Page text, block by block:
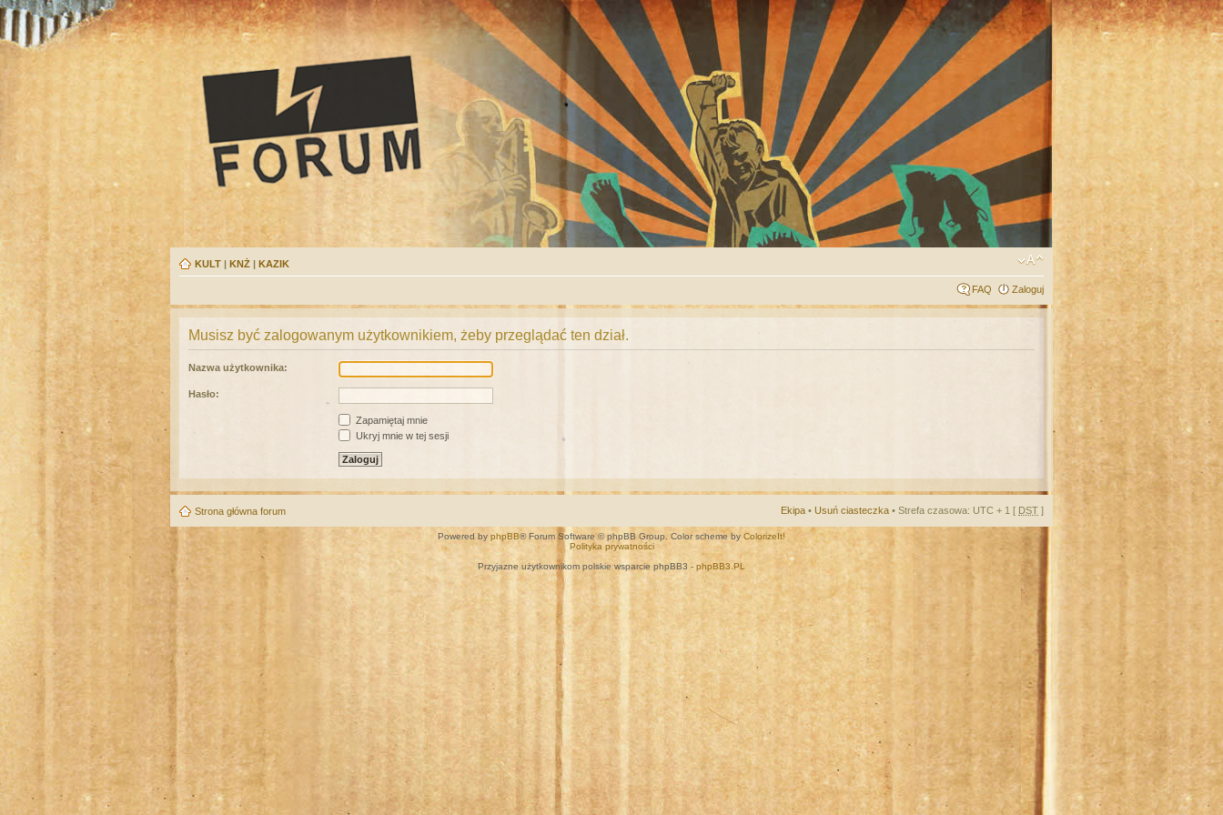
KULT | KNŻ | KAZIK
FAQ Zaloguj
Musisz być zalogowanym użytkownikiem, żeby przeglądać ten dział.
Nazwa użytkownika:
Hasło:
Zapamiętaj mnie
Ukryj mnie w tej sesji
Strona główna forum Ekipa • Usuń ciasteczka • Strefa czasowa: UTC + 1 [ DST ]
Powered by phpBB® Forum Software © phpBB Group. Color scheme by ColorizeIt!
Polityka prywatności
Przyjazne użytkownikom polskie wsparcie phpBB3 - phpBB3.PL